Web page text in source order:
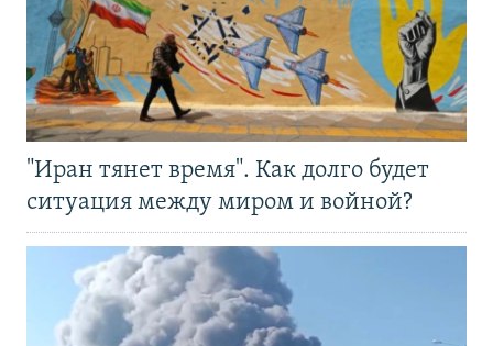
"Иран тянет время". Как долго будет
ситуация между миром и войной?